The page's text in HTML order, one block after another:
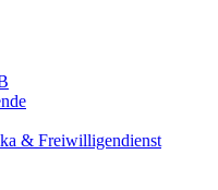
& Freiwilligendienst